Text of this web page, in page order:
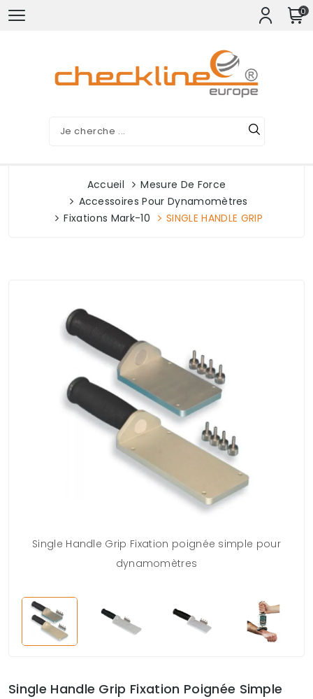
0
Accueil
Mesure De Force
Accessoires Pour Dynamomètres
Fixations Mark-10
SINGLE HANDLE GRIP
Single Handle Grip Fixation poignée simple pour
dynamomètres
Single Handle Grip Fixation Poignée Simple